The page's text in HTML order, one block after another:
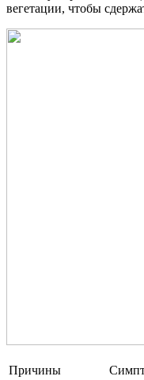
вегетации, чтобы
Причины